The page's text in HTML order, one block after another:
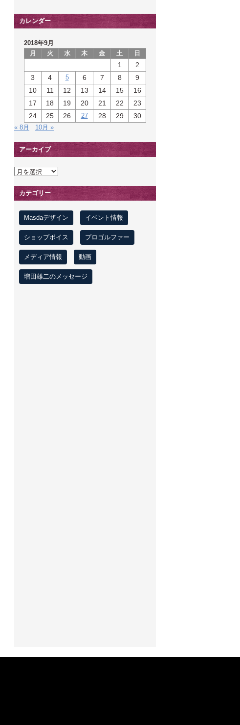
カレンダー
2018年9月
月
火 水 木 金 土 日
1
2
3
4 5 6 7 8
9
10
11 12 13 14 15
16
17
18 19 20 21 22
23
24
25 26 27 28 29 30
« 8月 10月 »
アーカイブ
ア
カ
イ
ブ
カテゴリー
Masdaデザイン イベント情報
ショップボイス プロゴルファー
メディア情報 動画
増田雄二のメッセージ